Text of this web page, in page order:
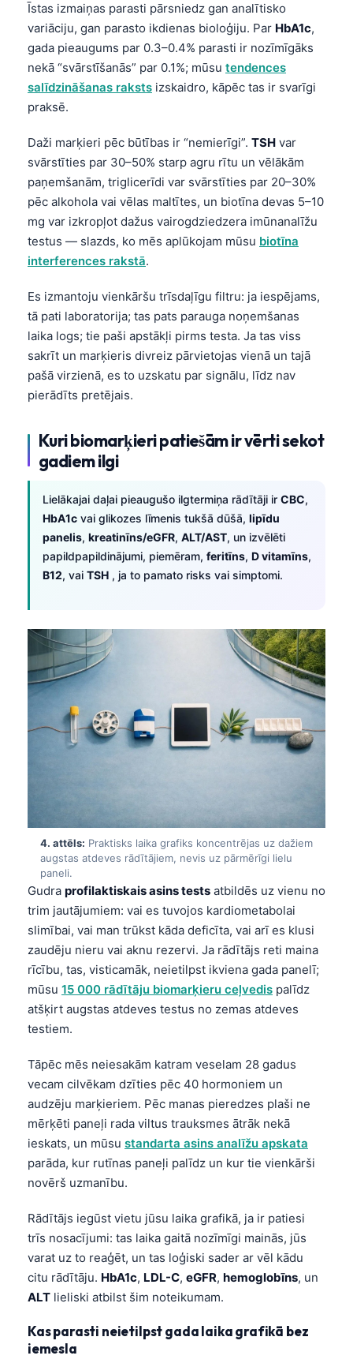
Īstas izmaiņas parasti pārsniedz gan analītisko
variāciju, gan parasto ikdienas bioloģiju. Par HbA1c,
gada pieaugums par 0.3–0.4% parasti ir nozīmīgāks
nekā “svārstīšanās” par 0.1%; mūsu tendences
salīdzināšanas raksts izskaidro, kāpēc tas ir svarīgi
praksē.
Daži marķieri pēc būtības ir “nemierīgi”. TSH var
svārstīties par 30–50% starp agru rītu un vēlākām
paņemšanām, triglicerīdi var svārstīties par 20–30%
pēc alkohola vai vēlas maltītes, un biotīna devas 5–10
mg var izkropļot dažus vairogdziedzera imūnanalīžu
testus — slazds, ko mēs aplūkojam mūsu biotīna
interferences rakstā.
Es izmantoju vienkāršu trīsdaļīgu filtru: ja iespējams,
tā pati laboratorija; tas pats parauga noņemšanas
laika logs; tie paši apstākļi pirms testa. Ja tas viss
sakrīt un marķieris divreiz pārvietojas vienā un tajā
pašā virzienā, es to uzskatu par signālu, līdz nav
pierādīts pretējais.
Kuri biomarķieri patiešām ir vērti sekot
gadiem ilgi
Lielākajai daļai pieaugušo ilgtermiņa rādītāji ir CBC,
HbA1c vai glikozes līmenis tukšā dūšā, lipīdu
panelis, kreatinīns/eGFR, ALT/AST, un izvēlēti
papildpapildinājumi, piemēram, feritīns, D vitamīns,
B12, vai TSH , ja to pamato risks vai simptomi.
4. attēls: Praktisks laika grafiks koncentrējas uz dažiem
augstas atdeves rādītājiem, nevis uz pārmērīgi lielu
paneli.
Gudra profilaktiskais asins tests atbildēs uz vienu no
trim jautājumiem: vai es tuvojos kardiometabolai
slimībai, vai man trūkst kāda deficīta, vai arī es klusi
zaudēju nieru vai aknu rezervi. Ja rādītājs reti maina
rīcību, tas, visticamāk, neietilpst ikviena gada panelī;
mūsu 15 000 rādītāju biomarķieru ceļvedis palīdz
atšķirt augstas atdeves testus no zemas atdeves
testiem.
Tāpēc mēs neiesakām katram veselam 28 gadus
vecam cilvēkam dzīties pēc 40 hormoniem un
audzēju marķieriem. Pēc manas pieredzes plaši ne
mērķēti paneļi rada viltus trauksmes ātrāk nekā
ieskats, un mūsu standarta asins analīžu apskata
parāda, kur rutīnas paneļi palīdz un kur tie vienkārši
novērš uzmanību.
Rādītājs iegūst vietu jūsu laika grafikā, ja ir patiesi
trīs nosacījumi: tas laika gaitā nozīmīgi mainās, jūs
varat uz to reaģēt, un tas loģiski sader ar vēl kādu
citu rādītāju. HbA1c, LDL-C, eGFR, hemoglobīns, un
ALT lieliski atbilst šim noteikumam.
Kas parasti neietilpst gada laika grafikā bez
iemesla